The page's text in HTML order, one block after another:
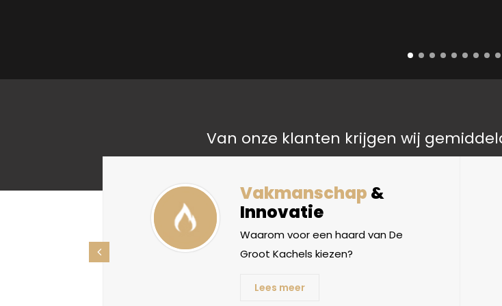
Van onze klanten krijgen wij
Vakmanschap &
Innovatie
Waarom voor een haard van De
Groot Kachels kiezen?
Lees meer